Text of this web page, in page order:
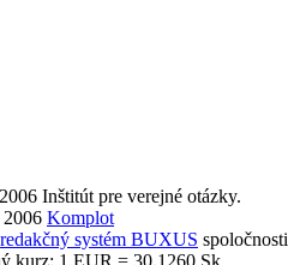
Inštitút pre verejné otázky.
Komplot
redakčný systém BUXUS
kurz: 1 EUR = 30,1260 Sk